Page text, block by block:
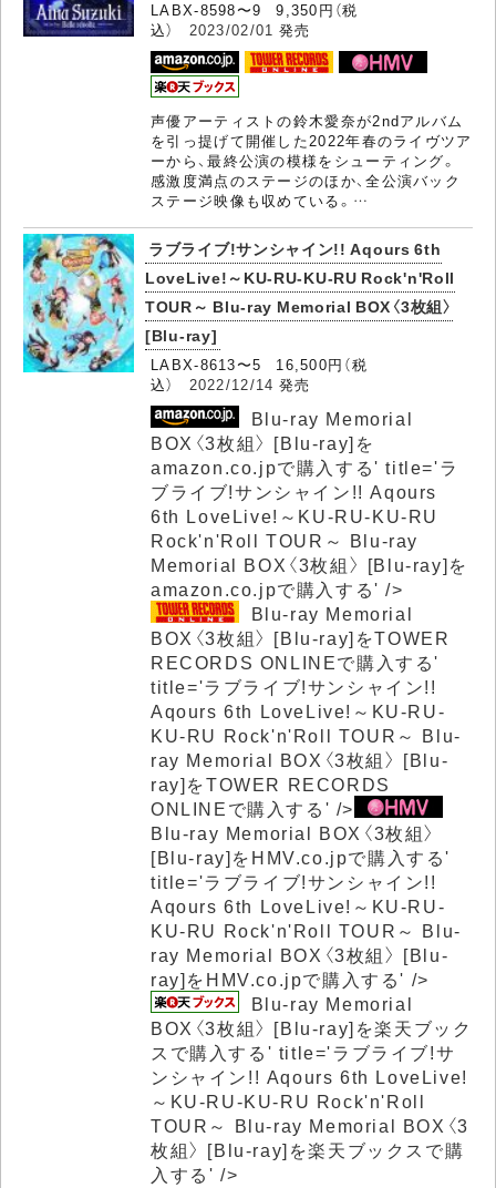
LABX-8598〜9 9,350円（税
込） 2023/02/01 発売
声優アーティストの鈴木愛奈が2ndアルバム
を引っ提げて開催した2022年春のライヴツア
ーから、最終公演の模様をシューティング。
感激度満点のステージのほか、全公演バック
ステージ映像も収めている。…
ラブライブ!サンシャイン!! Aqours 6th
LoveLive!～KU-RU-KU-RU Rock'n'Roll
TOUR～ Blu-ray Memorial BOX〈3枚組〉
[Blu-ray]
LABX-8613〜5 16,500円（税
込） 2022/12/14 発売
Blu-ray Memorial
BOX〈3枚組〉 [Blu-ray]を
amazon.co.jpで購入する' title='ラ
ブライブ!サンシャイン!! Aqours
6th LoveLive!～KU-RU-KU-RU
Rock'n'Roll TOUR～ Blu-ray
Memorial BOX〈3枚組〉 [Blu-ray]を
amazon.co.jpで購入する' />
Blu-ray Memorial
BOX〈3枚組〉 [Blu-ray]をTOWER
RECORDS ONLINEで購入する'
title='ラブライブ!サンシャイン!!
Aqours 6th LoveLive!～KU-RU-
KU-RU Rock'n'Roll TOUR～ Blu-
ray Memorial BOX〈3枚組〉 [Blu-
ray]をTOWER RECORDS
ONLINEで購入する' />
Blu-ray Memorial BOX〈3枚組〉
[Blu-ray]をHMV.co.jpで購入する'
title='ラブライブ!サンシャイン!!
Aqours 6th LoveLive!～KU-RU-
KU-RU Rock'n'Roll TOUR～ Blu-
ray Memorial BOX〈3枚組〉 [Blu-
ray]をHMV.co.jpで購入する' />
Blu-ray Memorial
BOX〈3枚組〉 [Blu-ray]を楽天ブック
スで購入する' title='ラブライブ!サ
ンシャイン!! Aqours 6th LoveLive!
～KU-RU-KU-RU Rock'n'Roll
TOUR～ Blu-ray Memorial BOX〈3
枚組〉 [Blu-ray]を楽天ブックスで購
入する' />